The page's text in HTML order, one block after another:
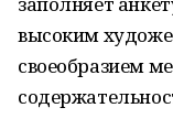
высоким
своеобразием